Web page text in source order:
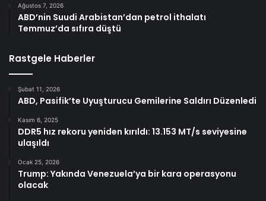
Ağustos 7, 2026
ABD’nin Suudi Arabistan’dan petrol ithalatı
Temmuz’da sıfıra düştü
Rastgele Haberler
Şubat 11, 2026
ABD, Pasifik’te Uyuşturucu Gemilerine Saldırı Düzenledi
Kasım 6, 2025
DDR5 hız rekoru yeniden kırıldı: 13.153 MT/s seviyesine
ulaşıldı
Ocak 25, 2026
Trump: Yakında Venezuela’ya bir kara operasyonu
olacak